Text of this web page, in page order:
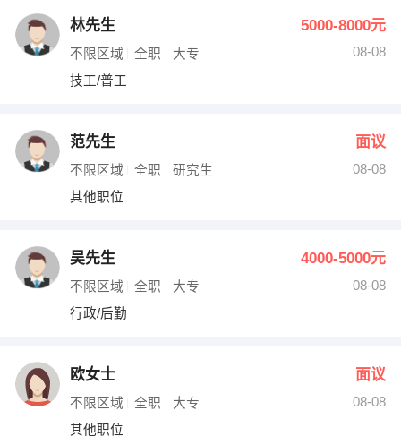
林先生 5000-8000元
不限区域 全职 大专
08-08
技工/普工
范先生 面议
不限区域 全职 研究生
08-08
其他职位
吴先生 4000-5000元
不限区域 全职 大专
08-08
行政/后勤
欧女士 面议
不限区域 全职 大专
08-08
其他职位